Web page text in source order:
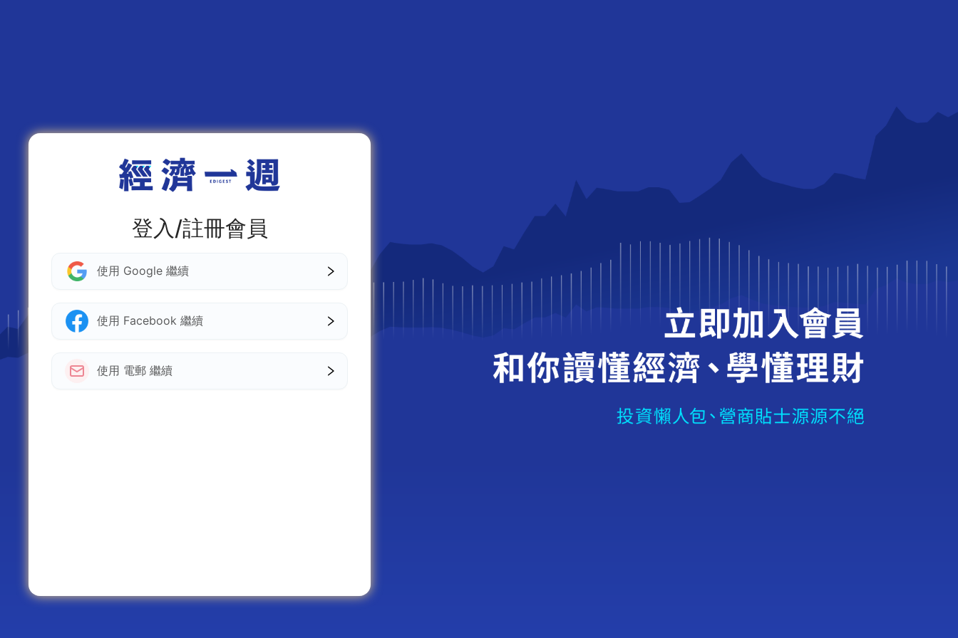
登入/註冊會員
使用 Google 繼續
使用 Facebook 繼續
使用 電郵 繼續